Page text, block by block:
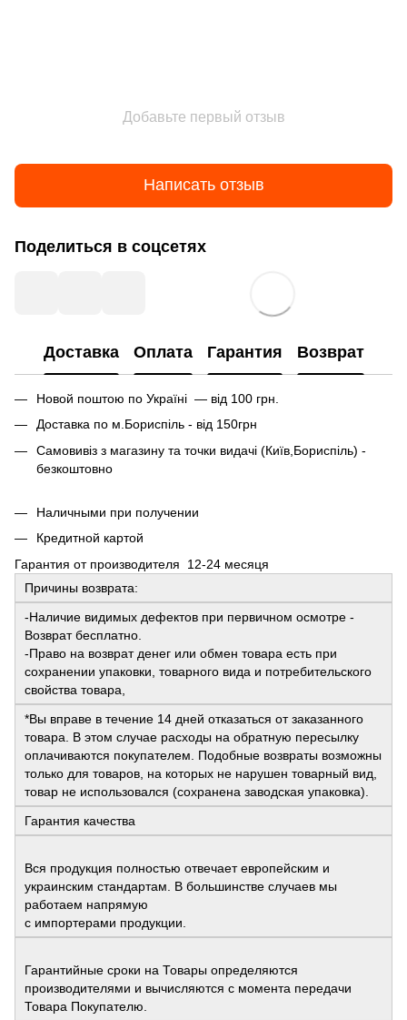
Добавьте первый отзыв
Написать отзыв
Поделиться в соцсетях
Доставка Оплата Гарантия Возврат
Новой поштою по Україні — від 100 грн.
Доставка по м.Бориспіль - від 150грн
Самовивіз з магазину та точки видачі (Київ,Бориспіль) -
безкоштовно
Наличными при получении
Кредитной картой
Гарантия от производителя 12-24 месяця
Причины возврата:
-Наличие видимых дефектов при первичном осмотре -
Возврат бесплатно.
-Право на возврат денег или обмен товара есть при
сохранении упаковки, товарного вида и потребительского
свойства товара,
*Вы вправе в течение 14 дней отказаться от заказанного
товара. В этом случае расходы на обратную пересылку
оплачиваются покупателем. Подобные возвраты возможны
только для товаров, на которых не нарушен товарный вид,
товар не использовался (сохранена заводская упаковка).
Гарантия качества
Вся продукция полностью отвечает европейским и
украинским стандартам. В большинстве случаев мы
работаем напрямую
с импортерами продукции.
Гарантийные сроки на Товары определяются
производителями и вычисляются с момента передачи
Товара Покупателю.